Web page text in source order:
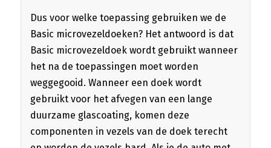
Dus voor welke toepassing gebruiken we de
Basic microvezeldoeken? Het antwoord is dat
Basic microvezeldoek wordt gebruikt wanneer
het na de toepassingen moet worden
weggegooid. Wanneer een doek wordt
gebruikt voor het afvegen van een lange
duurzame glascoating, komen deze
componenten in vezels van de doek terecht